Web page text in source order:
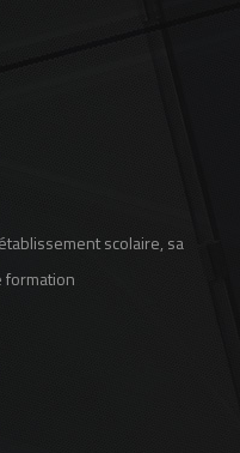
scolaire, sa
formation